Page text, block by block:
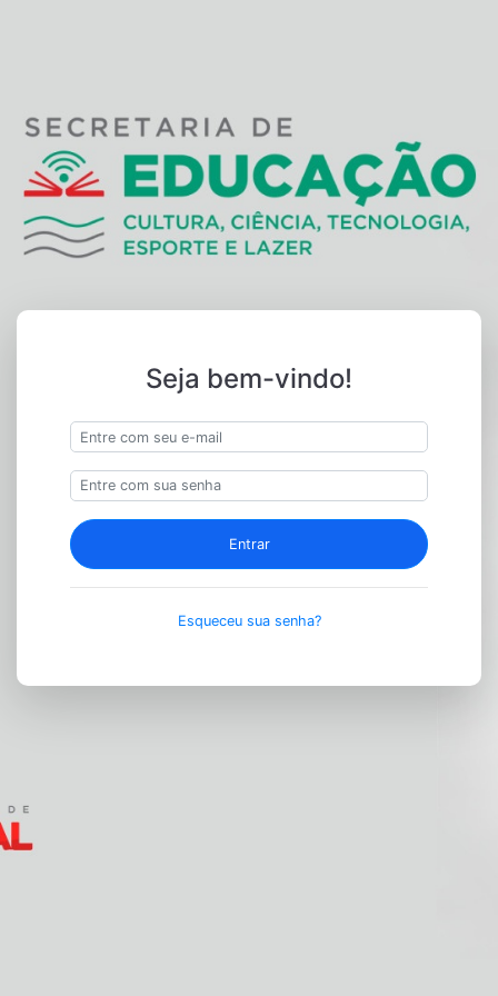
Seja bem-vindo!
Entrar
Esqueceu sua senha?